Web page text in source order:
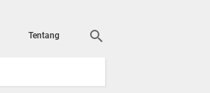
Tentang